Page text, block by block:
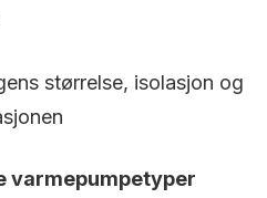
størrelse, isolasjon og
varmepumpetyper